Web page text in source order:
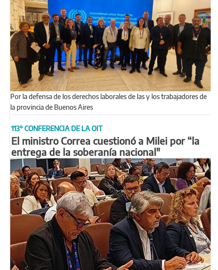
Por la defensa de los derechos laborales de las y los trabajadores de
la provincia de Buenos Aires
113° CONFERENCIA DE LA OIT
El ministro Correa cuestionó a Milei por “la
entrega de la soberanía nacional"